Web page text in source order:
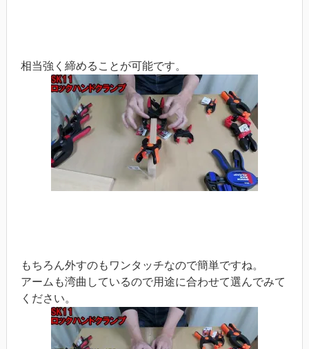
相当強く締めることが可能です。
もちろん外すのもワンタッチなので簡単ですね。
アームも湾曲しているので用途に合わせて選んでみて
ください。